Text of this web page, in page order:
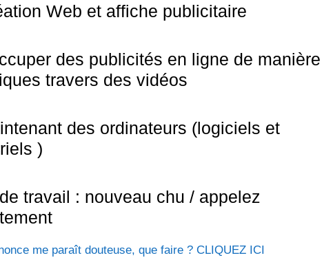
Web et affiche publicitaire
des publicités en ligne de manière
travers des vidéos
des ordinateurs (logiciels et
)
travail : nouveau chu / appelez
me paraît douteuse, que faire ? CLIQUEZ ICI